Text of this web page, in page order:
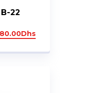
B-22
80.00Dhs